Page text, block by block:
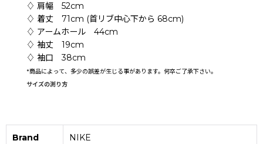
♢ 肩幅 52cm
♢ 着丈 71cm (首リブ中心下から 68cm)
♢ アームホール 44cm
♢ 袖丈 19cm
♢ 袖口 38cm
*商品によって、多少の誤差が生じる事があります。何卒ご了承下さい。
サイズの測り方
Brand NIKE